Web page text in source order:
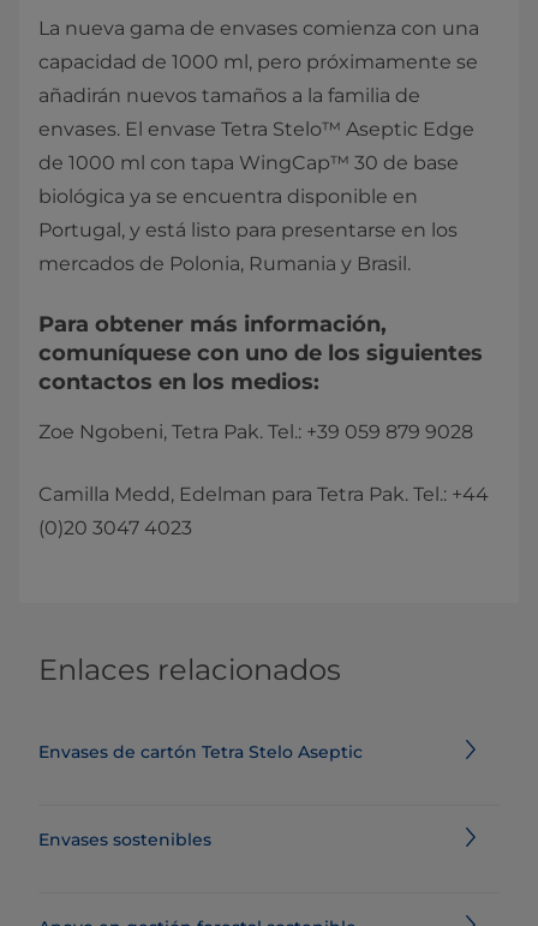
La nueva gama de envases comienza con una
capacidad de 1000 ml, pero próximamente se
añadirán nuevos tamaños a la familia de
envases. El envase Tetra Stelo™ Aseptic Edge
de 1000 ml con tapa WingCap™ 30 de base
biológica ya se encuentra disponible en
Portugal, y está listo para presentarse en los
mercados de Polonia, Rumania y Brasil.
Para obtener más información,
comuníquese con uno de los siguientes
contactos en los medios:​
Zoe Ngobeni, Tetra Pak. Tel.: +39 059 879 9028
Camilla Medd, Edelman para Tetra Pak. Tel.: +44
(0)20 3047 4023
Enlaces relacionados
Envases de cartón Tetra Stelo Aseptic
Envases sostenibles